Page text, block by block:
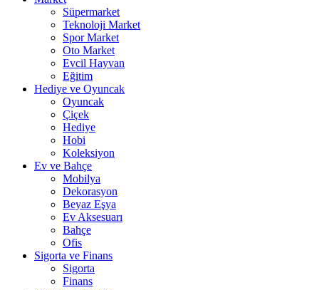
Süpermarket
Teknoloji Market
Spor Market
Oto Market
Evcil Hayvan
Eğitim
Hediye ve Oyuncak
Oyuncak
Çiçek
Hediye
Hobi
Koleksiyon
Ev ve Bahçe
Mobilya
Dekorasyon
Beyaz Eşya
Ev Aksesuarı
Bahçe
Ofis
Sigorta ve Finans
Sigorta
Finans